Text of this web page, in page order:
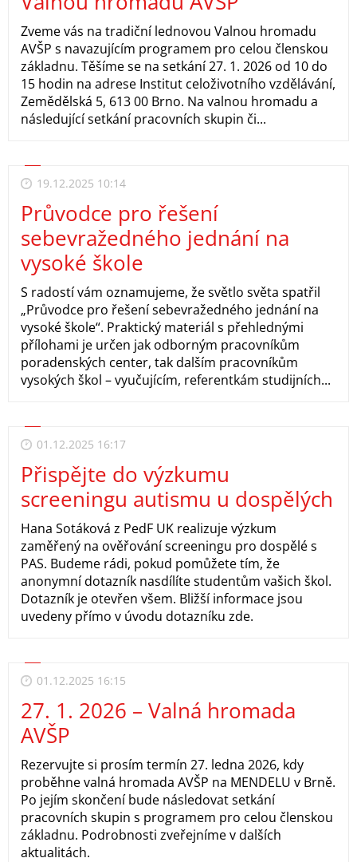
Zveme vás na tradiční lednovou Valnou hromadu
AVŠP s navazujícím programem pro celou členskou
základnu. Těšíme se na setkání 27. 1. 2026 od 10 do
15 hodin na adrese Institut celoživotního vzdělávání,
Zemědělská 5, 613 00 Brno. Na valnou hromadu a
následující setkání pracovních skupin či...
19.12.2025 10:14
Průvodce pro řešení
sebevražedného jednání na
vysoké škole
S radostí vám oznamujeme, že světlo světa spatřil
„Průvodce pro řešení sebevražedného jednání na
vysoké škole“. Praktický materiál s přehlednými
přílohami je určen jak odborným pracovníkům
poradenských center, tak dalším pracovníkům
vysokých škol – vyučujícím, referentkám studijních...
01.12.2025 16:17
Přispějte do výzkumu
screeningu autismu u dospělých
Hana Sotáková z PedF UK realizuje výzkum
zaměřený na ověřování screeningu pro dospělé s
PAS. Budeme rádi, pokud pomůžete tím, že
anonymní dotazník nasdílíte studentům vašich škol.
Dotazník je otevřen všem. Bližší informace jsou
uvedeny přímo v úvodu dotazníku zde.
01.12.2025 16:15
27. 1. 2026 – Valná hromada
AVŠP
Rezervujte si prosím termín 27. ledna 2026, kdy
proběhne valná hromada AVŠP na MENDELU v Brně.
Po jejím skončení bude následovat setkání
pracovních skupin s programem pro celou členskou
základnu. Podrobnosti zveřejníme v dalších
aktualitách.